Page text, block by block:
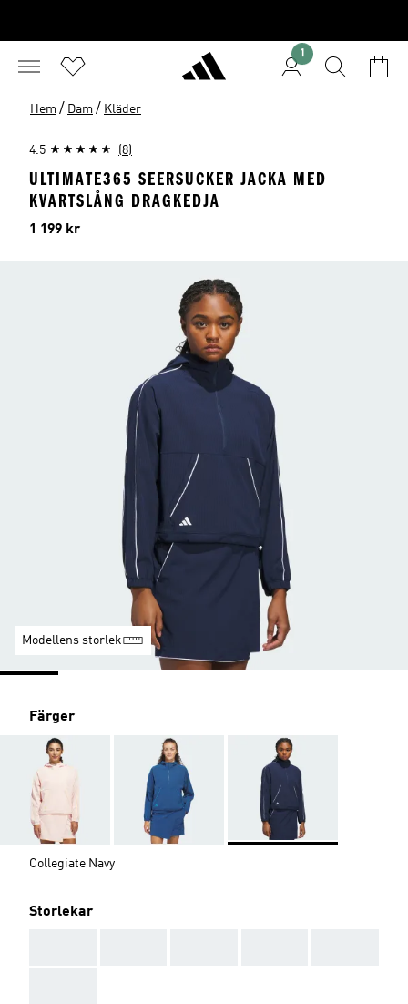
1
Hem / Dam / Kläder
4.5 (8)
ULTIMATE365 SEERSUCKER JACKA MED
KVARTSLÅNG DRAGKEDJA
Pris
1 199 kr
Modellens storlek
Färger
Collegiate Navy
Storlekar